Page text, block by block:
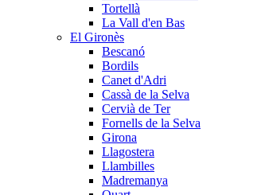
Tortellà
La Vall d'en Bas
El Gironès
Bescanó
Bordils
Canet d'Adri
Cassà de la Selva
Cervià de Ter
Fornells de la Selva
Girona
Llagostera
Llambilles
Madremanya